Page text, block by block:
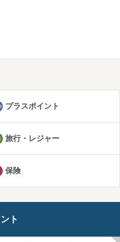
プラスポイント
旅行・レジャー
保険
ト